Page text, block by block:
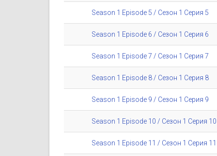
Season 1 Episode 5 / Сезон 1 Серия 5
Season 1 Episode 6 / Сезон 1 Серия 6
Season 1 Episode 7 / Сезон 1 Серия 7
Season 1 Episode 8 / Сезон 1 Серия 8
Season 1 Episode 9 / Сезон 1 Серия 9
Season 1 Episode 10 / Сезон 1 Серия 10
Season 1 Episode 11 / Сезон 1 Серия 11